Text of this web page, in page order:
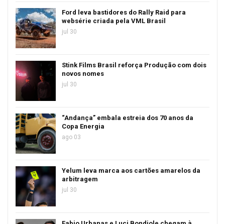
Ford leva bastidores do Rally Raid para
websérie criada pela VML Brasil
jul 30
Stink Films Brasil reforça Produção com dois
novos nomes
jul 30
“Andança” embala estreia dos 70 anos da
Copa Energia
ago 03
Yelum leva marca aos cartões amarelos da
arbitragem
jul 30